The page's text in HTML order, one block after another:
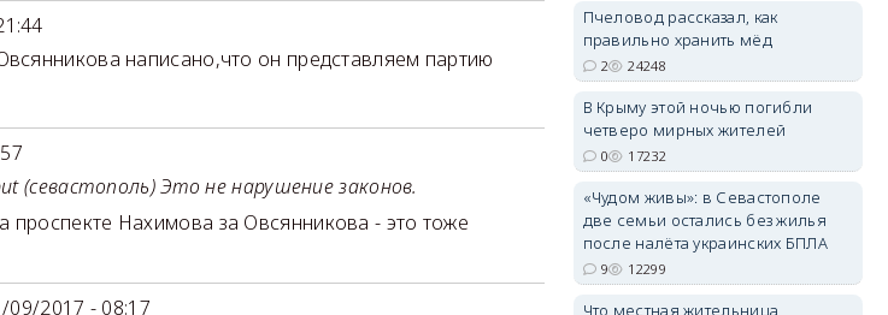
написано,что он представляем партию
(севастополь) Это не нарушение законов.
проспекте Нахимова за Овсянникова - это тоже
09/2017 - 08:17
erid: 2SDnjdvhGXG
Пчеловод рассказал, как
правильно хранить мёд
2 24248
В Крыму этой ночью погибли
четверо мирных жителей
0 17232
«Чудом живы»: в Севастополе
две семьи остались без жилья
после налёта украинских БПЛА
9 12299
Что местная жительница